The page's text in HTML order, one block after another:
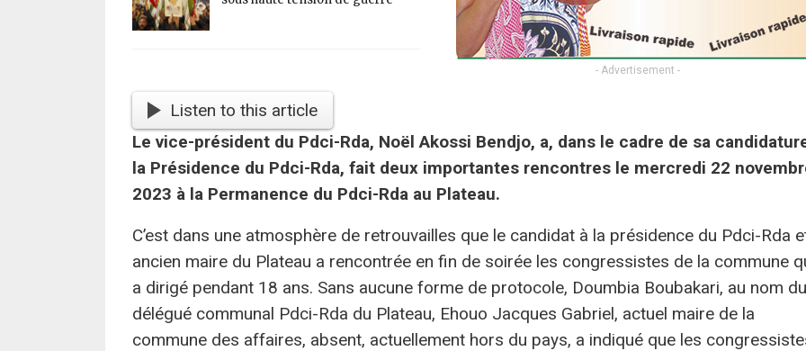
- Advertisement -
Listen to this article
Le vice-président du Pdci-Rda, Noël Akossi Bendjo, a, dans le cadre de sa
la Présidence du Pdci-Rda, fait deux importantes rencontres le mercredi 22
2023 à la Permanence du Pdci-Rda au Plateau.
C’est dans une atmosphère de retrouvailles que le candidat à la présidence du Pdci-Rda
ancien maire du Plateau a rencontrée en fin de soirée les congressistes de la commune
a dirigé pendant 18 ans. Sans aucune forme de protocole, Doumbia Boubakari, au nom du
délégué communal Pdci-Rda du Plateau, Ehouo Jacques Gabriel, actuel maire de la
commune des affaires, absent, actuellement hors du pays, a indiqué que les